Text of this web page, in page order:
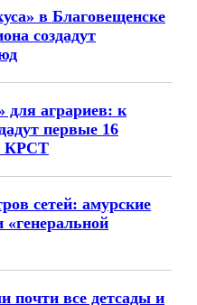
в Благовещенске
создадут
аграриев: к
первые 16
КРСТ
сетей: амурские
«генеральной
почти все детсады и